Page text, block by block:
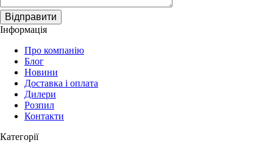
Відправити
Інформація
Про компанію
Блог
Новини
Доставка і оплата
Дилери
Розпил
Контакти
Категорії